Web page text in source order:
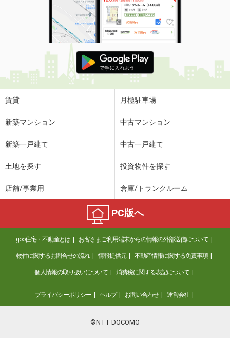
賃貸 月極駐車場
新築マンション 中古マンション
新築一戸建て 中古一戸建て
土地を探す 投資物件を探す
店舗/事業用 倉庫/トランクルーム
PC版へ
goo住宅・不動産とは お客さまご利用端末からの情報の外部送信について
物件に関するお問合せの流れ 情報提供元 不動産情報に関する免責事項
個人情報の取り扱いについて 消費税に関する表記について
プライバシーポリシー ヘルプ お問い合わせ 運営会社
©NTT DOCOMO